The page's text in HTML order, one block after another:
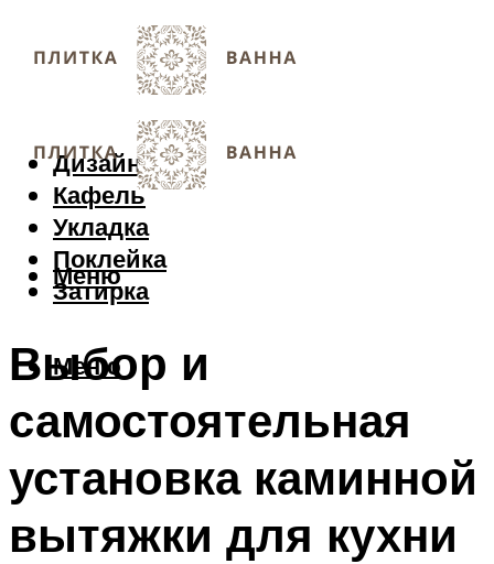
Дизайн
Кафель
Укладка
Поклейка
Затирка
Меню
Меню
Выбор и
самостоятельная
установка каминной
вытяжки для кухни